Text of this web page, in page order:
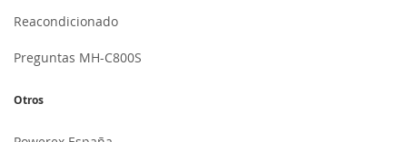
Reacondicionado
Preguntas MH-C800S
Otros